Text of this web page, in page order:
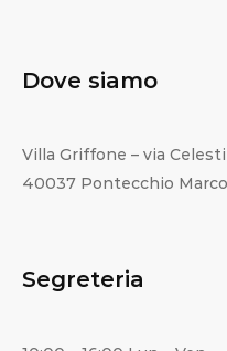
Dove siamo
Villa Griffone – via
40037 Pontecchio
Segreteria